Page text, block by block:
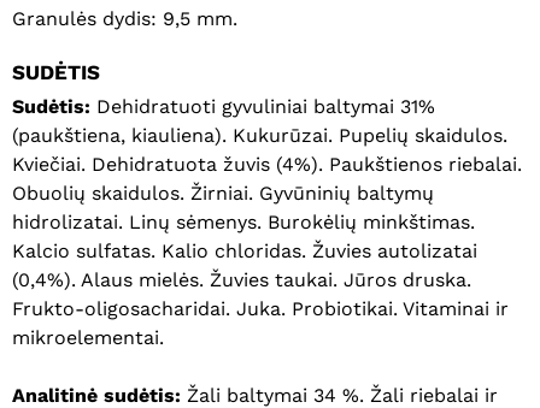
Granulės dydis: 9,5 mm.
SUDĖTIS
Sudėtis: Dehidratuoti gyvuliniai baltymai 31%
(paukštiena, kiauliena). Kukurūzai. Pupelių skaidulos.
Kviečiai. Dehidratuota žuvis (4%). Paukštienos riebalai.
Obuolių skaidulos. Žirniai. Gyvūninių baltymų
hidrolizatai. Linų sėmenys. Burokėlių minkštimas.
Kalcio sulfatas. Kalio chloridas. Žuvies autolizatai
(0,4%). Alaus mielės. Žuvies taukai. Jūros druska.
Frukto-oligosacharidai. Juka. Probiotikai. Vitaminai ir
mikroelementai.
Analitinė sudėtis: Žali baltymai 34 %. Žali riebalai ir